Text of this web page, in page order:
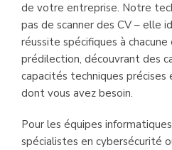
de votre entreprise. Notre
pas de scanner des CV – elle
réussite spécifiques à
prédilection, découvrant des
capacités techniques
dont vous avez besoin.
Pour les équipes
spécialistes en cybersécurité